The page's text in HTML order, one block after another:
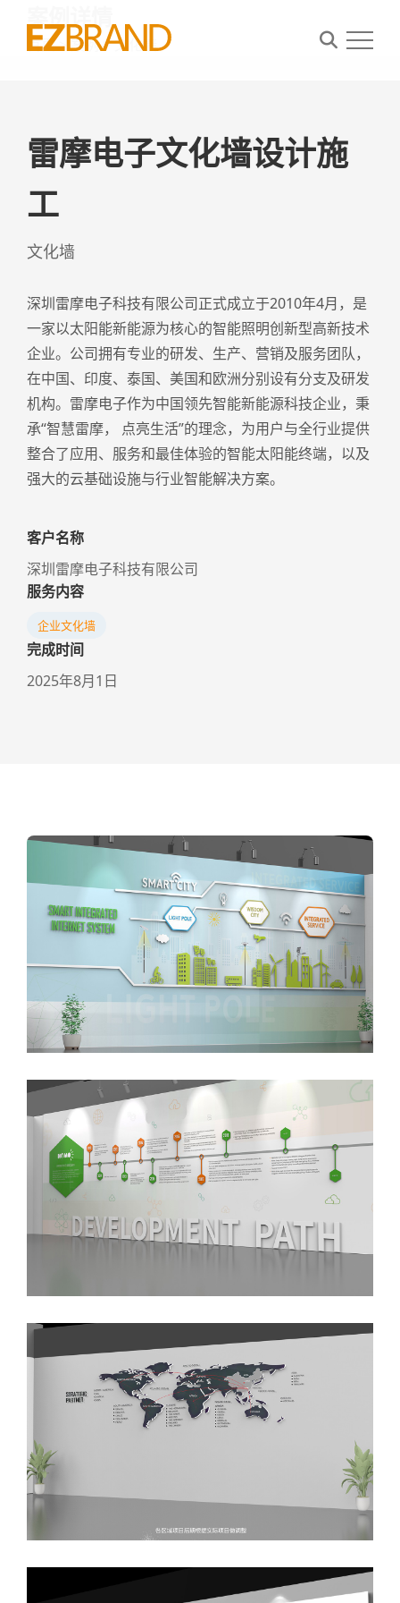
案例
案例详情
首页>案例>文化墙
雷摩电子文化墙设计施
工
文化墙
深圳雷摩电子科技有限公司正式成立于2010年4月，是
一家以太阳能新能源为核心的智能照明创新型高新技术
企业。公司拥有专业的研发、生产、营销及服务团队，
在中国、印度、泰国、美国和欧洲分别设有分支及研发
机构。雷摩电子作为中国领先智能新能源科技企业，秉
承“智慧雷摩， 点亮生活”的理念，为用户与全行业提供
整合了应用、服务和最佳体验的智能太阳能终端，以及
强大的云基础设施与行业智能解决方案。
客户名称
深圳雷摩电子科技有限公司
服务内容
企业文化墙
完成时间
2025年8月1日